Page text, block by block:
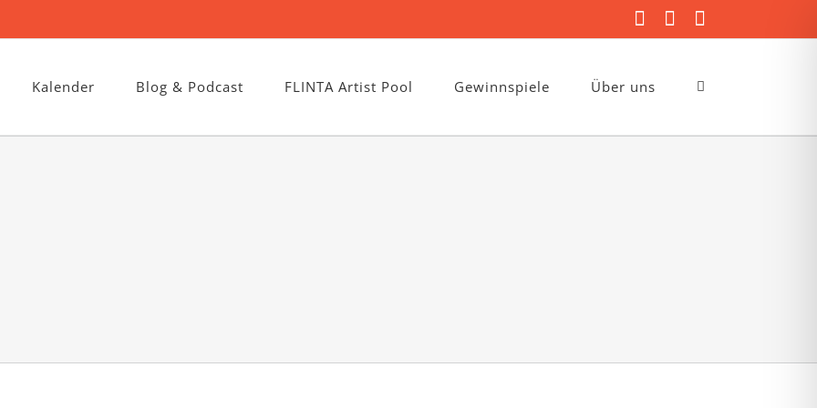
FacebookInstagram
Mail
Kalender Blog & Podcast FLINTA Artist Pool Gewinnspiele Über uns